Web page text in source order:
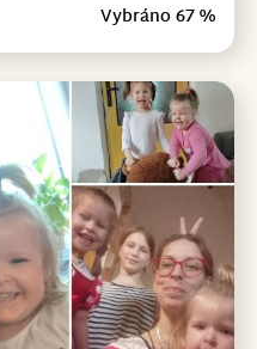
Vybráno 67 %